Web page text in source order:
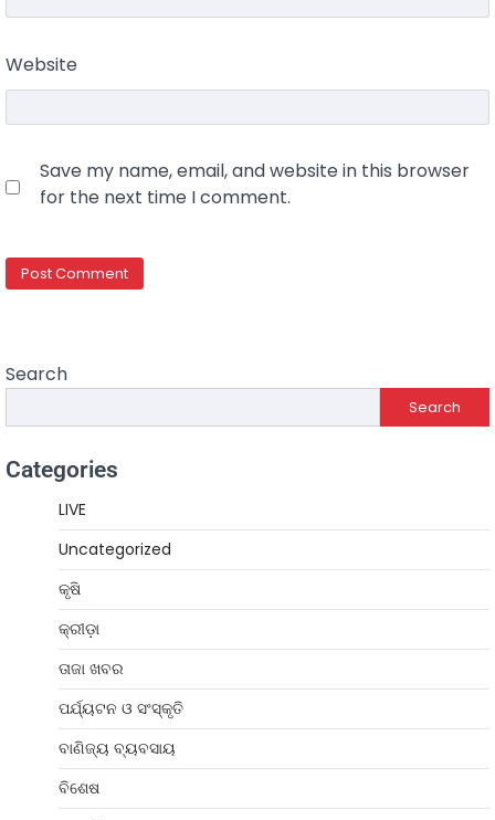
Website
Save my name, email, and website in this browser
for the next time I comment.
Search
Search
Categories
LIVE
Uncategorized
କୃଷି
କ୍ରୀଡ଼ା
ତାଜା ଖବର
ପର୍ଯ୍ୟଟନ ଓ ସଂସ୍କୃତି
ବାଣିଜ୍ୟ ବ୍ୟବସାୟ
ବିଶେଷ